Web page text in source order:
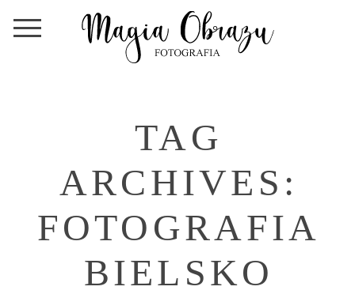
TAG
ARCHIVES:
FOTOGRAFIA
BIELSKO